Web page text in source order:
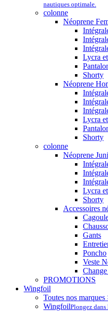
nautiques optimale.
colonne
Néoprene
Lycra
Shorty
Néoprene
Lycra
Shorty
colonne
Néoprene
Lycra
Shorty
Accessoires
Gants
Poncho
Veste
PROMOTIONS
Wingfoil
Toutes nos marques
WingfoilPlongez